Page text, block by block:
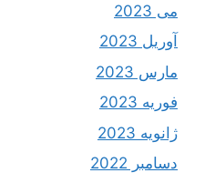
می 2023
آوریل 2023
مارس 2023
فوریه 2023
ژانویه 2023
دسامبر 2022